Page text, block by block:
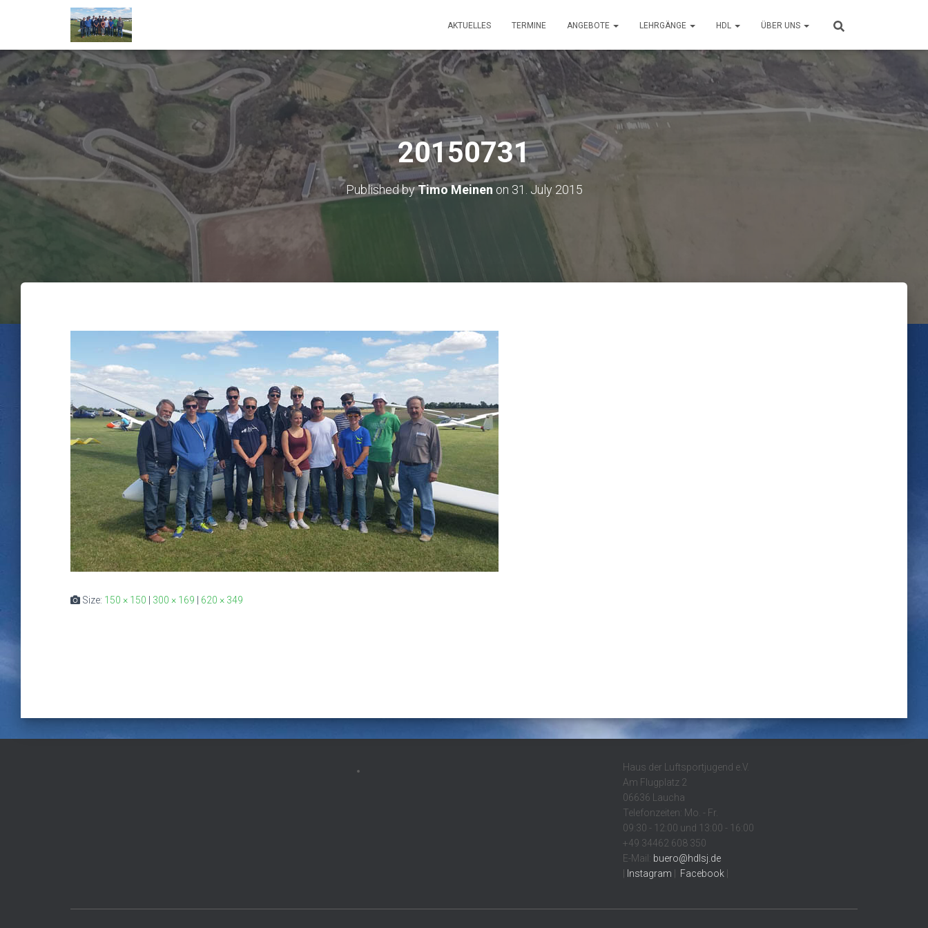
AKTUELLES TERMINE ANGEBOTE LEHRGÄNGE HDL ÜBER UNS
20150731
Published byTimo Meinen on 31. July 2015
Size: 150 × 150 300 × 169 620 × 349
Haus der Luftsportjugend e.V.
Am Flugplatz 2
06636 Laucha
Telefonzeiten: Mo. - Fr.
09:30 - 12:00 und 13:00 - 16:00
+49 34462 608 350
E-Mail: buero@hdlsj.de
Instagram Facebook